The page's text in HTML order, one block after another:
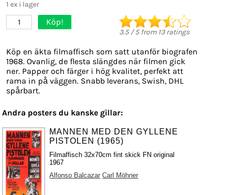
1 ex i lager
1 Köp!
3.5/5from 13ratings
Köp en äkta filmaffisch som satt utanför biografen
1968. Ovanlig, de flesta slängdes när filmen gick
ner. Papper och färger i hög kvalitet, perfekt att
rama in på väggen. Snabb leverans, Swish, DHL
spårbart.
Andra posters du kanske gillar:
MANNEN MED DEN GYLLENE
PISTOLEN (1965)
Filmaffisch 32x70cm fint skick FN original
1967
Alfonso Balcazar Carl Möhner